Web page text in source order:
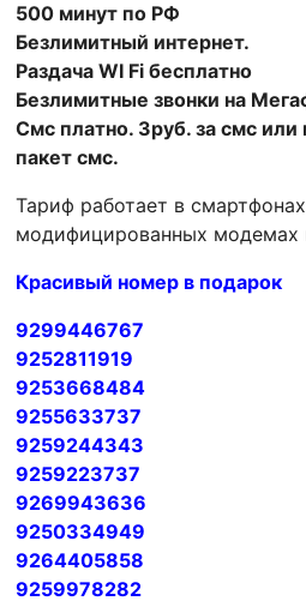
500 минут по РФ
Безлимитный интернет.
Раздача WI Fi бесплатно
Безлимитные звонки на
Смс платно. 3руб. за смс
пакет смс.
Тариф работает в
модифицированных модемах
Красивый номер в подарок
9299446767
9252811919
9253668484
9255633737
9259244343
9259223737
9269943636
9250334949
9264405858
9259978282